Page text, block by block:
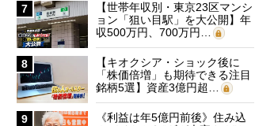
7
【世帯年収別・東京23区マンシ
ョン「狙い目駅」を大公開】年
収500万円、700万円…
8
【キオクシア・ショック後に
「株価倍増」も期待できる注目
銘柄5選】資産3億円超…
9
《利益は年5億円前後》住み込